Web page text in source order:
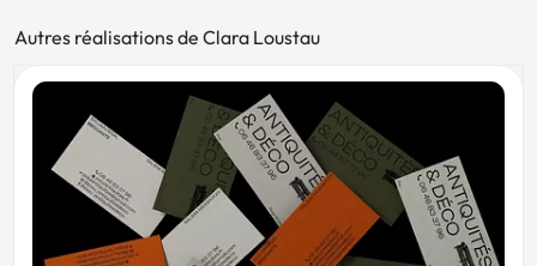
Autres réalisations de Clara Loustau